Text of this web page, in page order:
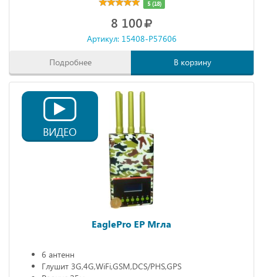
5 (18)
8 100
Артикул: 15408-P57606
Подробнее В корзину
ВИДЕО
EaglePro EP Мгла
6 антенн
Глушит 3G,4G,WiFi,GSM,DCS/PHS,GPS